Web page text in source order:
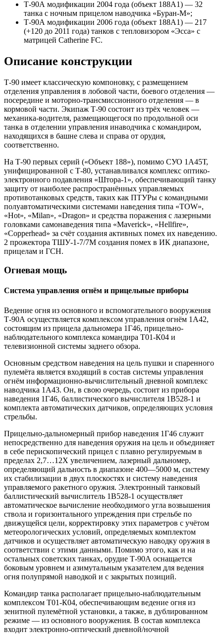
Т-90А модификации 2004 года (объект 188А1) — 32
танка с ночным прицелом наводчика «Буран-М»;
Т-90А модификации 2006 года (объект 188А1) — 217
(+120 до 2011 года) танков с тепловизором «Эсса» с
матрицей Catherine FC.
Описание конструкции
Т-90 имеет классическую компоновку, с размещением
отделения управления в лобовой части, боевого отделения —
посередине и моторно-трансмиссионного отделения — в
кормовой части. Экипаж Т-90 состоит из трёх человек —
механика-водителя, размещающегося по продольной оси
танка в отделении управления инаводчика с командиром,
находящихся в башне слева и справа от орудия,
соответственно.
На Т-90 первых серий («Объект 188»), помимо СУО 1А45Т,
унифицированной с Т-80, устанавливался комплекс оптико-
электронного подавления «Штора-1», обеспечивающий танку
защиту от наиболее распространённых управляемых
противотанковых средств, таких как ПТУРы с командными
полуавтоматическими системами наведения типа «TOW»,
«Hot», «Milan», «Dragon» и средства поражения с лазерными
головками самонаведения типа «Maverick», «Hellfire»,
«Copperhead» за счёт создания активных помех их наведению.
2 прожектора ТШУ-1-7/7М создания помех в ИК диапазоне,
прицелам и ГСН.
Огневая мощь
Система управления огнём и прицельные приборы
Ведение огня из основного и вспомогательного вооружения
Т-90А осуществляется комплексом управления огнём 1А42,
состоящим из прицела дальномера 1Г46, прицельно-
наблюдательного комплекса командира Т01-К04 и
телевизионной системы заднего обзора.
Основным средством наведения на цель пушки и спаренного
пулемёта является входящий в состав системы управления
огнём информационно-вычислительный дневной комплекс
наводчика 1А43. Он, в свою очередь, состоит из прибора
наведения 1Г46, баллистического вычислителя 1В528-1 и
комплекта автоматических датчиков, определяющих условия
стрельбы.
Прицельно-дальномерный прибор наведения 1Г46 служит
непосредственно для наведения оружия на цель и объединяет
в себе перископический прицел с плавно регулируемым в
пределах 2,7…12Х увеличением, лазерный дальномер,
определяющий дальность в диапазоне 400—5000 м, систему
их стабилизации в двух плоскостях и систему наведения
управляемого ракетного оружия. Электронный танковый
баллистический вычислитель 1В528-1 осуществляет
автоматическое вычисление необходимого угла возвышения
ствола и горизонтального упреждения при стрельбе по
движущейся цели, корректировку этих параметров с учётом
метеорологических условий, определяемых комплектом
датчиков и осуществляет автоматическую наводку оружия в
соответствии с этими данными. Помимо этого, как и на
остальных советских танках, орудие Т-90А оснащается
боковым уровнем и азимутальным указателем для ведения
огня полупрямой наводкой и с закрытых позиций.
Командир танка располагает прицельно-наблюдательным
комплексом Т01-К04, обеспечивающим ведение огня из
зенитной пулемётной установки, а также, в дублированном
режиме — из основного вооружения. В состав комплекса
входит электронно-оптический дневной/ночной